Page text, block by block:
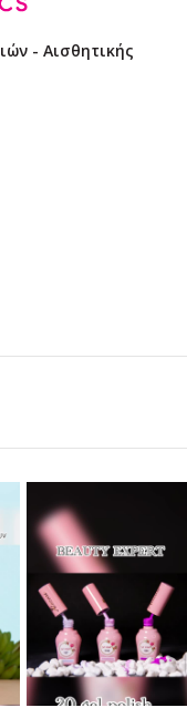
- Αισθητικής